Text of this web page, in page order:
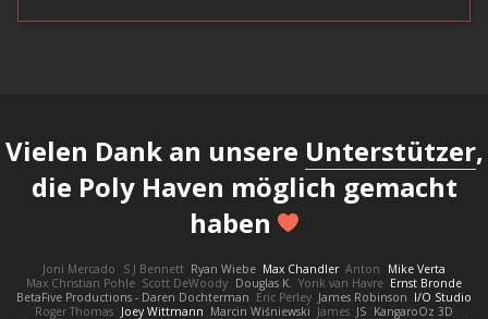
Vielen Dank an unsere Unterstützer,
die Poly Haven möglich gemacht
haben
Joni Mercado S J Bennett Ryan Wiebe Max Chandler Anton
Mike Verta
Max Christian Pohle Scott DeWoody Douglas K. Yorik van Havre Ernst Bronde
BetaFive Productions - Daren Dochterman Eric Perley James Robinson I/O Studio
Roger Thomas Joey Wittmann Marcin Wiśniewski James JS KangaroOz 3D